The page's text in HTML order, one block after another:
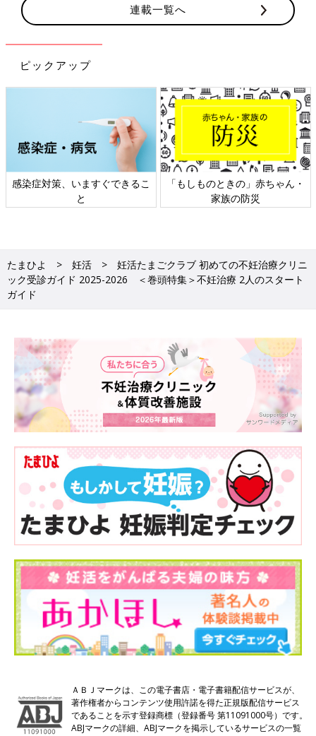
連載一覧へ
ピックアップ
日本外来小児科学会リーフレッ
ト検討会
六星占術 細木かおりさんの人生
相談
たまひよ 妊活
妊活たまごクラブ 初めての不妊治療クリニ
ック受診ガイド 2025-2026 ＜巻頭特集＞不妊治療 2人のスタート
ガイド
ＡＢＪマークは、この電子書店・電子書籍配信サービスが、
著作権者からコンテンツ使用許諾を得た正規版配信サービス
であることを示す登録商標（登録番号 第11091000号）です。
ABJマークの詳細、ABJマークを掲示しているサービスの一覧